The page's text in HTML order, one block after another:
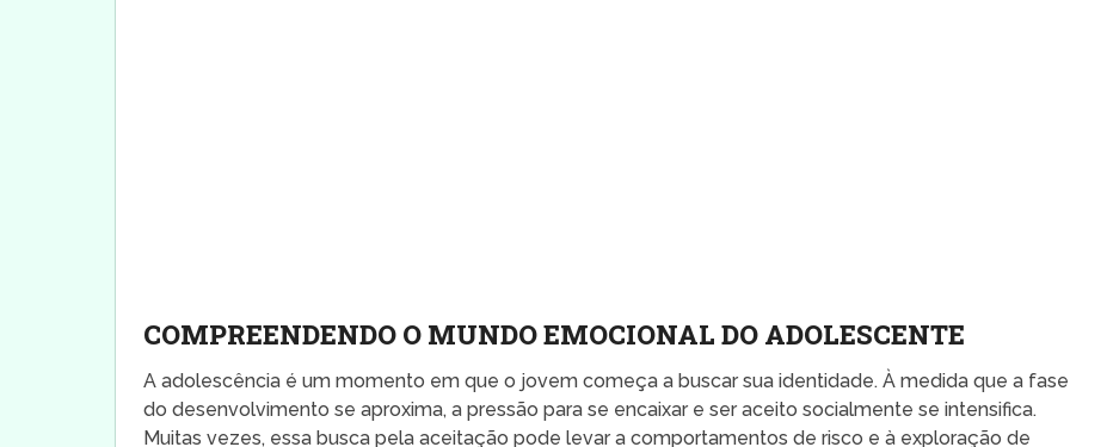
COMPREENDENDO O MUNDO EMOCIONAL DO ADOLESCENTE
A adolescência é um momento em que o jovem começa a buscar sua identidade. À medida que a fase
do desenvolvimento se aproxima, a pressão para se encaixar e ser aceito socialmente se intensifica.
Muitas vezes, essa busca pela aceitação pode levar a comportamentos de risco e à exploração de